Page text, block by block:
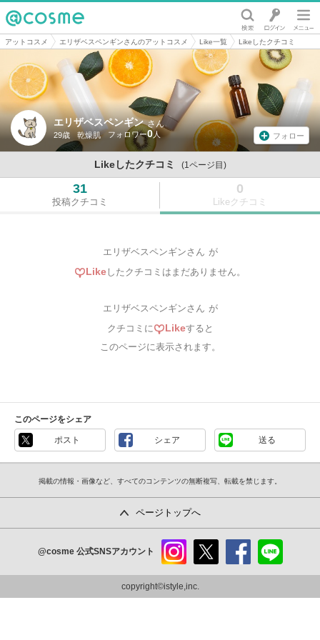
@cosme
アットコスメ エリザベスペンギンさんのアットコスメ Like一覧 Likeしたクチコミ
エリザベスペンギン さん
29歳 乾燥肌 0 フォロー
Likeしたクチコミ (1ページ目)
31
投稿クチコミ
0
Likeクチコミ
エリザベスペンギンさん が
Like したクチコミはまだありません。
エリザベスペンギンさん が
クチコミに
Likeすると
このページに表示されます。
このページをシェア
ポスト シェア 送る
掲載の情報・画像など、すべてのコンテンツの無断複写、転載を禁じます。
ページトップへ
@cosme 公式SNSアカウント
ram
copyright©istyle,inc.